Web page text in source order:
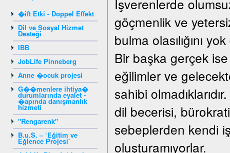
�ift Etki - Doppel Effekt
Dil ve Sosyal Hizmet
Desteği
IBB
JobLife Pinneberg
Anne �ocuk projesi
G��menlere ihtiya�
durumlarında eyalet -
�apında danışmanlık
hizmeti
"Rengarenk"
B.u.S. – ‘Eğitim ve
Eğlence Projesi’
Işverenlerde
göçmenlik ve
bulma olasılığını
Bir başka gerçek
eğilimler ve
sahibi
dil becerisi,
sebeplerden kendi
oluşturamıyorlar.